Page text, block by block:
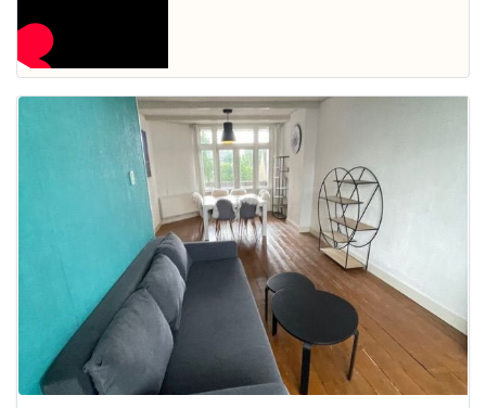
Deze woning
waarschijnlijk
al verhuurd
Stekkies helpt
je hierbij!